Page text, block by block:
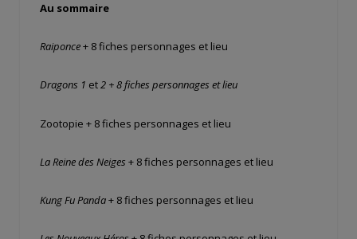
Au sommaire
Raiponce+ 8 fiches personnages et lieu
Dragons 1 et2 + 8 fiches personnages et lieu
Zootopie + 8 fiches personnages et lieu
La Reine des Neiges + 8 fiches personnages et lieu
Kung Fu Panda+ 8 fiches personnages et lieu